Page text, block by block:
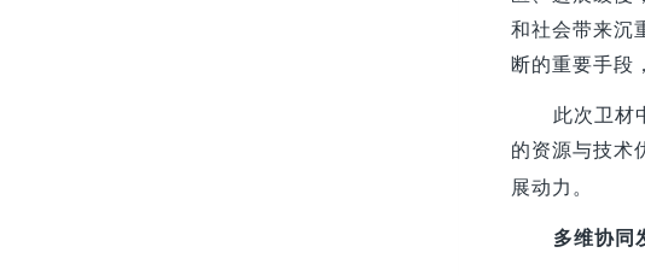
和社会带来沉
断的重要手段
此次卫材
的资源与技术
展动力。
多维协同